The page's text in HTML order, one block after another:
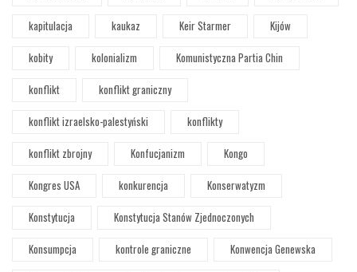
kapitulacja
kaukaz Keir Starmer
Kijów
kobity
kolonializm
Komunistyczna Partia Chin
konflikt
konflikt graniczny
konflikt izraelsko-palestyński
konflikty
konflikt zbrojny
Konfucjanizm
Kongo
Kongres USA
konkurencja
Konserwatyzm
Konstytucja
Konstytucja Stanów Zjednoczonych
Konsumpcja
kontrole graniczne
Konwencja Genewska